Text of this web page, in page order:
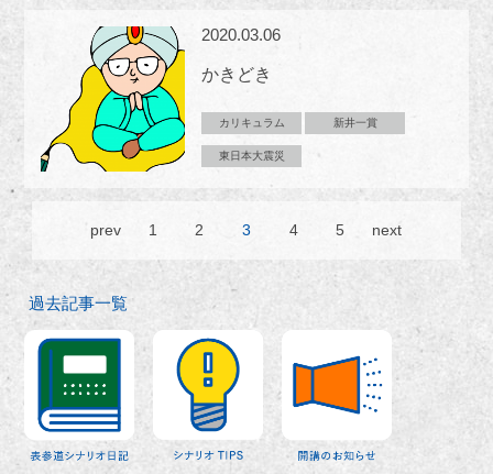
2020.03.06
かきどき
カリキュラム 新井一賞
東日本大震災
prev 1 2 3 4 5 next
過去記事一覧